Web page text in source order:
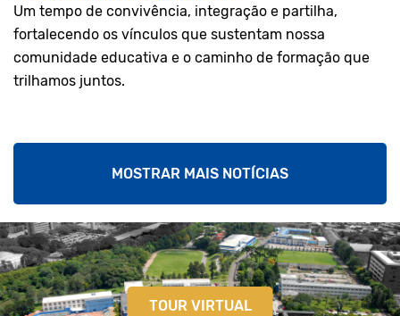
Um tempo de convivência, integração e partilha,
fortalecendo os vínculos que sustentam nossa
comunidade educativa e o caminho de formação que
trilhamos juntos.
MOSTRAR MAIS NOTÍCIAS
TOUR VIRTUAL